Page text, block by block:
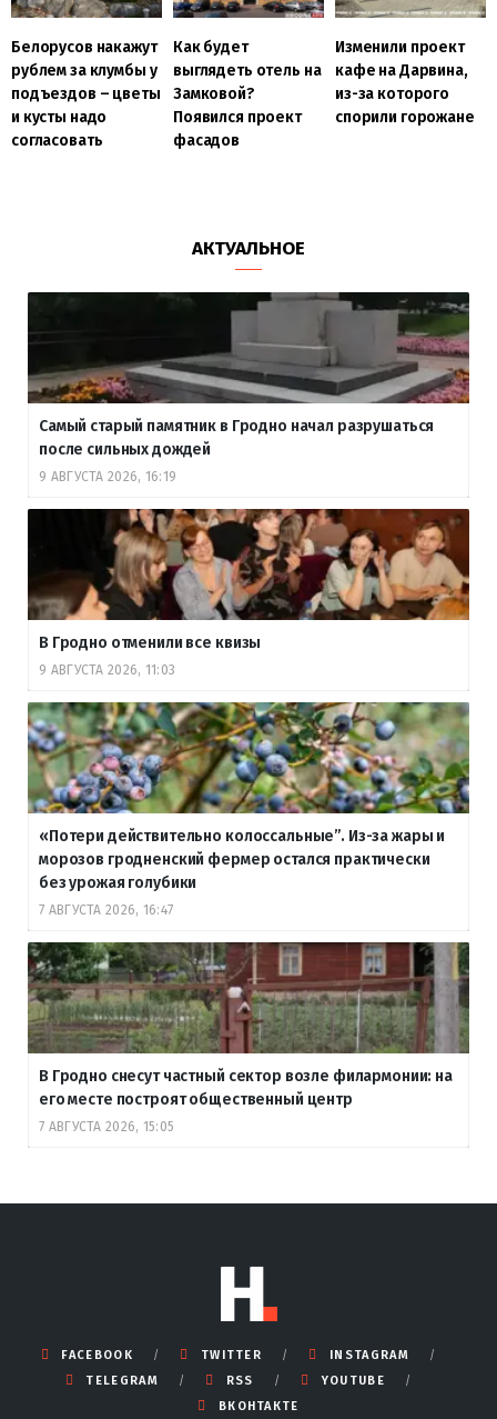
Белорусов накажут
рублем за клумбы у
подъездов – цветы
и кусты надо
согласовать
Как будет
выглядеть отель на
Замковой?
Появился проект
фасадов
Изменили проект
кафе на Дарвина,
из-за которого
спорили горожане
АКТУАЛЬНОЕ
Самый старый памятник в Гродно начал разрушаться
после сильных дождей
9 АВГУСТА 2026, 16:19
В Гродно отменили все квизы
9 АВГУСТА 2026, 11:03
«Потери действительно колоссальные”. Из-за жары и
морозов гродненский фермер остался практически
без урожая голубики
7 АВГУСТА 2026, 16:47
В Гродно снесут частный сектор возле филармонии: на
его месте построят общественный центр
7 АВГУСТА 2026, 15:05
FACEBOOK TWITTER
INSTAGRAM
TELEGRAM
RSS
YOUTUBE
ВКОНТАКТЕ